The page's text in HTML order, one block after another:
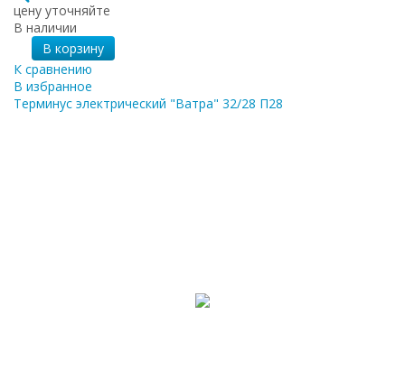
цену уточняйте
В наличии
В корзину
К сравнению
В избранное
Терминус электрический "Ватра" 32/28 П28